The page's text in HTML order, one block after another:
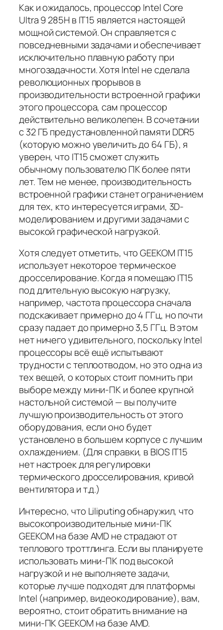
Как и ожидалось, процессор Intel Core
Ultra 9 285H в IT15 является настоящей
мощной системой. Он справляется с
повседневными задачами и обеспечивает
исключительно плавную работу при
многозадачности. Хотя Intel не сделала
революционных прорывов в
производительности встроенной графики
этого процессора, сам процессор
действительно великолепен. В сочетании
с 32 ГБ предустановленной памяти DDR5
(которую можно увеличить до 64 ГБ), я
уверен, что IT15 сможет служить
обычному пользователю ПК более пяти
лет. Тем не менее, производительность
встроенной графики станет ограничением
для тех, кто интересуется играми, 3D-
моделированием и другими задачами с
высокой графической нагрузкой.
Хотя следует отметить, что GEEKOM IT15
использует некоторое термическое
дросселирование. Когда я помещаю IT15
под длительную высокую нагрузку,
например, частота процессора сначала
подскакивает примерно до 4 ГГц, но почти
сразу падает до примерно 3,5 ГГц. В этом
нет ничего удивительного, поскольку Intel
процессоры всё ещё испытывают
трудности с теплоотводом, но это одна из
тех вещей, о которых стоит помнить при
выборе между мини-ПК и более крупной
настольной системой — вы получите
лучшую производительность от этого
оборудования, если оно будет
установлено в большем корпусе с лучшим
охлаждением. (Для справки, в BIOS IT15
нет настроек для регулировки
термического дросселирования, кривой
вентилятора и т.д.)
Интересно, что Liliputing обнаружил, что
высокопроизводительные мини-ПК
GEEKOM на базе AMD не страдают от
теплового троттлинга. Если вы планируете
использовать мини-ПК под высокой
нагрузкой и не выполняете задачи,
которые лучше подходят для платформы
Intel (например, видеокодирование), вам,
вероятно, стоит обратить внимание на
мини-ПК GEEKOM на базе AMD.